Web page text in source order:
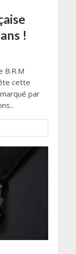
!
B.R.M
cette
par